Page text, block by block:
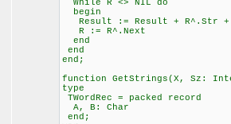
While R <> NIL do
begin
Result := Result + R^.Str +
R := R^.Next
end
end
end;
function GetStrings(X, Sz:
type
TWordRec = packed record
A, B: Char
end;